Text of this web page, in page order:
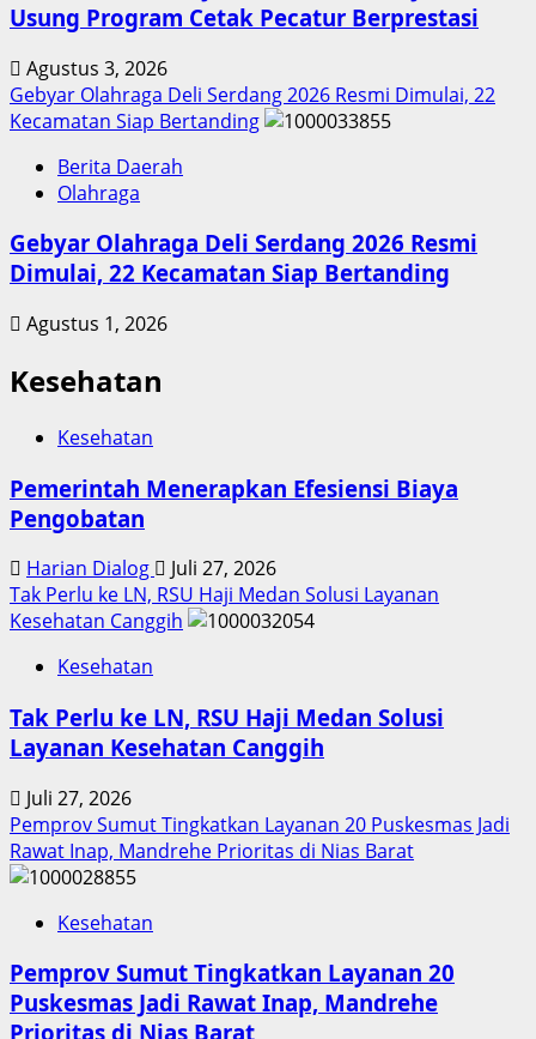
Usung Program Cetak Pecatur Berprestasi
Agustus 3, 2026
Gebyar Olahraga Deli Serdang 2026 Resmi Dimulai, 22
Kecamatan Siap Bertanding
Berita Daerah
Olahraga
Gebyar Olahraga Deli Serdang 2026 Resmi
Dimulai, 22 Kecamatan Siap Bertanding
Agustus 1, 2026
Kesehatan
Kesehatan
Pemerintah Menerapkan Efesiensi Biaya
Pengobatan
Harian Dialog
Juli 27, 2026
Tak Perlu ke LN, RSU Haji Medan Solusi Layanan
Kesehatan Canggih
Kesehatan
Tak Perlu ke LN, RSU Haji Medan Solusi
Layanan Kesehatan Canggih
Juli 27, 2026
Pemprov Sumut Tingkatkan Layanan 20 Puskesmas Jadi
Rawat Inap, Mandrehe Prioritas di Nias Barat
Kesehatan
Pemprov Sumut Tingkatkan Layanan 20
Puskesmas Jadi Rawat Inap, Mandrehe
Prioritas di Nias Barat